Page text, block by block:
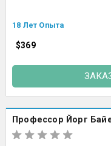
18 Лет Опыта
$369
Профессор Йорг